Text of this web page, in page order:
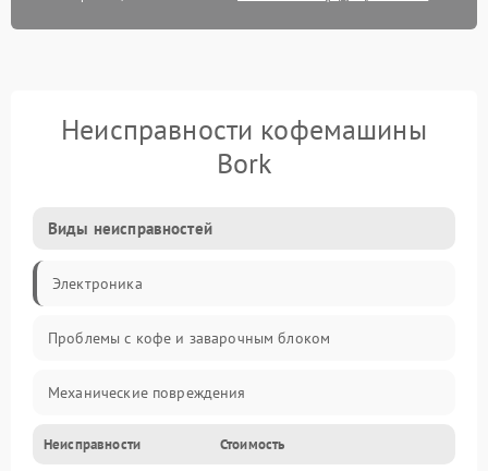
Неисправности кофемашины
Bork
Виды неисправностей
Электроника
Проблемы с кофе и заварочным блоком
Механические повреждения
Прочие неисправности
Неисправности Стоимость